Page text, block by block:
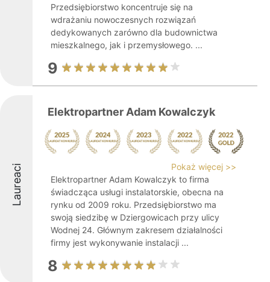
Przedsiębiorstwo koncentruje się na
wdrażaniu nowoczesnych rozwiązań
dedykowanych zarówno dla budownictwa
mieszkalnego, jak i przemysłowego. ...
9
Laureaci
Elektropartner Adam Kowalczyk
Pokaż więcej >>
Elektropartner Adam Kowalczyk to firma
świadcząca usługi instalatorskie, obecna na
rynku od 2009 roku. Przedsiębiorstwo ma
swoją siedzibę w Dziergowicach przy ulicy
Wodnej 24. Głównym zakresem działalności
firmy jest wykonywanie instalacji ...
8